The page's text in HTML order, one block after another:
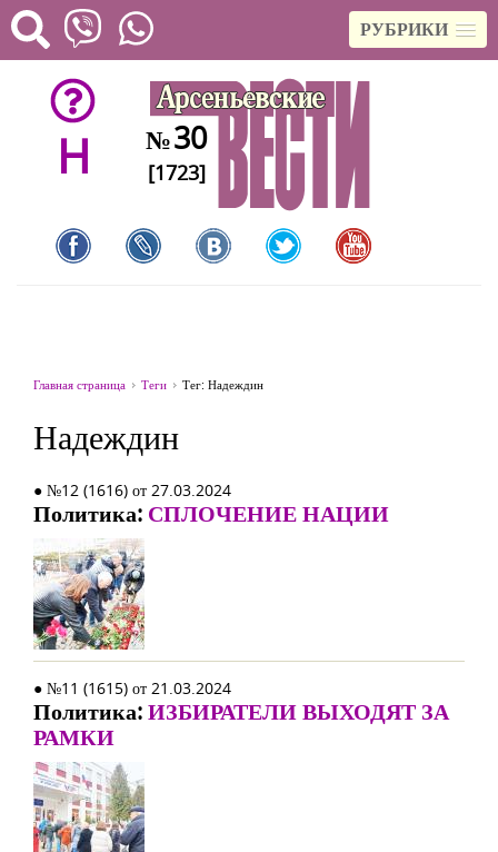
РУБРИКИ
H №30
[1723]
Главная страница Теги Тег: Надеждин
Надеждин
● №12 (1616) от 27.03.2024
Политика: СПЛОЧЕНИЕ НАЦИИ
● №11 (1615) от 21.03.2024
Политика:ИЗБИРАТЕЛИ ВЫХОДЯТ ЗА
РАМКИ